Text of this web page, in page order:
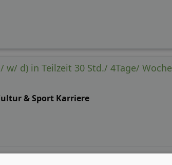
d) in Teilzeit 30 Std./ 4Tage/ Woche
& Sport Karriere